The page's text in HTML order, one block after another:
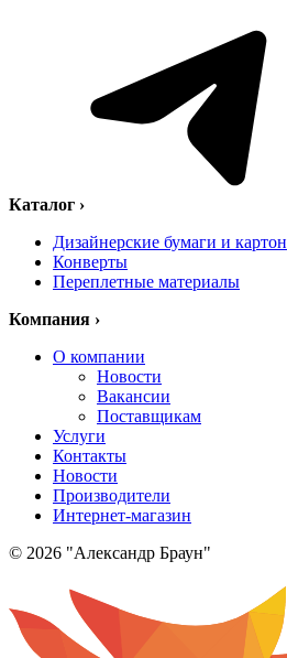
Каталог ›
Дизайнерские бумаги и картон
Конверты
Переплетные материалы
Компания ›
О компании
Новости
Вакансии
Поставщикам
Услуги
Контакты
Новости
Производители
Интернет-магазин
© 2026 "Александр Браун"